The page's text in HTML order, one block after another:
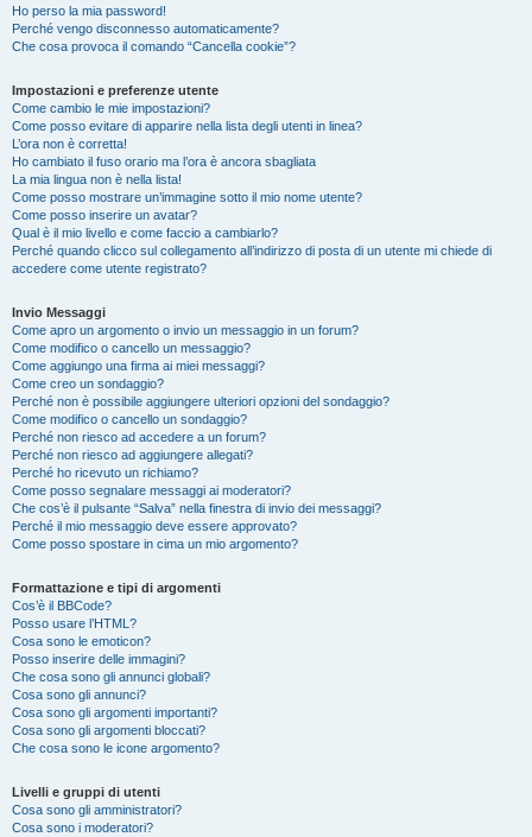
Ho perso la mia password!
Perché vengo disconnesso automaticamente?
Che cosa provoca il comando “Cancella cookie”?
Impostazioni e preferenze utente
Come cambio le mie impostazioni?
Come posso evitare di apparire nella lista degli utenti in linea?
L’ora non è corretta!
Ho cambiato il fuso orario ma l’ora è ancora sbagliata
La mia lingua non è nella lista!
Come posso mostrare un’immagine sotto il mio nome utente?
Come posso inserire un avatar?
Qual è il mio livello e come faccio a cambiarlo?
Perché quando clicco sul collegamento all’indirizzo di posta di un utente mi chiede di
accedere come utente registrato?
Invio Messaggi
Come apro un argomento o invio un messaggio in un forum?
Come modifico o cancello un messaggio?
Come aggiungo una firma ai miei messaggi?
Come creo un sondaggio?
Perché non è possibile aggiungere ulteriori opzioni del sondaggio?
Come modifico o cancello un sondaggio?
Perché non riesco ad accedere a un forum?
Perché non riesco ad aggiungere allegati?
Perché ho ricevuto un richiamo?
Come posso segnalare messaggi ai moderatori?
Che cos’è il pulsante “Salva” nella finestra di invio dei messaggi?
Perché il mio messaggio deve essere approvato?
Come posso spostare in cima un mio argomento?
Formattazione e tipi di argomenti
Cos’è il BBCode?
Posso usare l’HTML?
Cosa sono le emoticon?
Posso inserire delle immagini?
Che cosa sono gli annunci globali?
Cosa sono gli annunci?
Cosa sono gli argomenti importanti?
Cosa sono gli argomenti bloccati?
Che cosa sono le icone argomento?
Livelli e gruppi di utenti
Cosa sono gli amministratori?
Cosa sono i moderatori?